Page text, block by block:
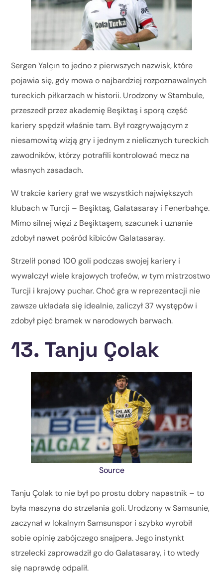
Sergen Yalçın to jedno z pierwszych nazwisk, które
pojawia się, gdy mowa o najbardziej rozpoznawalnych
tureckich piłkarzach w historii. Urodzony w Stambule,
przeszedł przez akademię Beşiktaş i sporą część
kariery spędził właśnie tam. Był rozgrywającym z
niesamowitą wizją gry i jednym z nielicznych tureckich
zawodników, którzy potrafili kontrolować mecz na
własnych zasadach.
W trakcie kariery grał we wszystkich największych
klubach w Turcji – Beşiktaş, Galatasaray i Fenerbahçe.
Mimo silnej więzi z Beşiktaşem, szacunek i uznanie
zdobył nawet pośród kibiców Galatasaray.
Strzelił ponad 100 goli podczas swojej kariery i
wywalczył wiele krajowych trofeów, w tym mistrzostwo
Turcji i krajowy puchar. Choć gra w reprezentacji nie
zawsze układała się idealnie, zaliczył 37 występów i
zdobył pięć bramek w narodowych barwach.
13. Tanju Çolak
Source
Tanju Çolak to nie był po prostu dobry napastnik – to
była maszyna do strzelania goli. Urodzony w Samsunie,
zaczynał w lokalnym Samsunspor i szybko wyrobił
sobie opinię zabójczego snajpera. Jego instynkt
strzelecki zaprowadził go do Galatasaray, i to wtedy
się naprawdę odpalił.